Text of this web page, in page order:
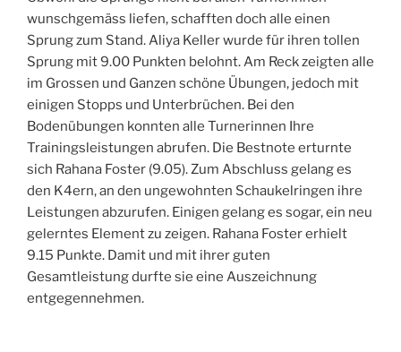
wunschgemäss liefen, schafften doch alle einen
Sprung zum Stand. Aliya Keller wurde für ihren tollen
Sprung mit 9.00 Punkten belohnt. Am Reck zeigten alle
im Grossen und Ganzen schöne Übungen, jedoch mit
einigen Stopps und Unterbrüchen. Bei den
Bodenübungen konnten alle Turnerinnen Ihre
Trainingsleistungen abrufen. Die Bestnote erturnte
sich Rahana Foster (9.05). Zum Abschluss gelang es
den K4ern, an den ungewohnten Schaukelringen ihre
Leistungen abzurufen. Einigen gelang es sogar, ein neu
gelerntes Element zu zeigen. Rahana Foster erhielt
9.15 Punkte. Damit und mit ihrer guten
Gesamtleistung durfte sie eine Auszeichnung
entgegennehmen.